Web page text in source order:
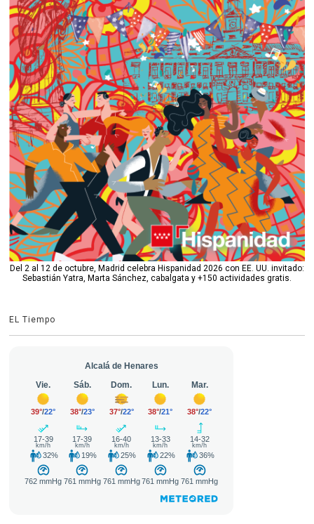
Del 2 al 12 de octubre, Madrid celebra Hispanidad 2026 con EE. UU. invitado:
Sebastián Yatra, Marta Sánchez, cabalgata y +150 actividades gratis.
EL Tiempo